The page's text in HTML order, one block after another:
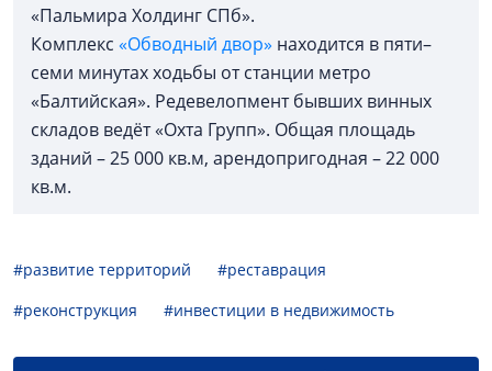
«Пальмира Холдинг СПб».
Комплекс «Обводный двор» находится в пяти–
семи минутах ходьбы от станции метро
«Балтийская». Редевелопмент бывших винных
складов ведёт «Охта Групп». Общая площадь
зданий – 25 000 кв.м, арендопригодная – 22 000
кв.м.
#развитие территорий
#реставрация
#реконструкция
#инвестиции в недвижимость